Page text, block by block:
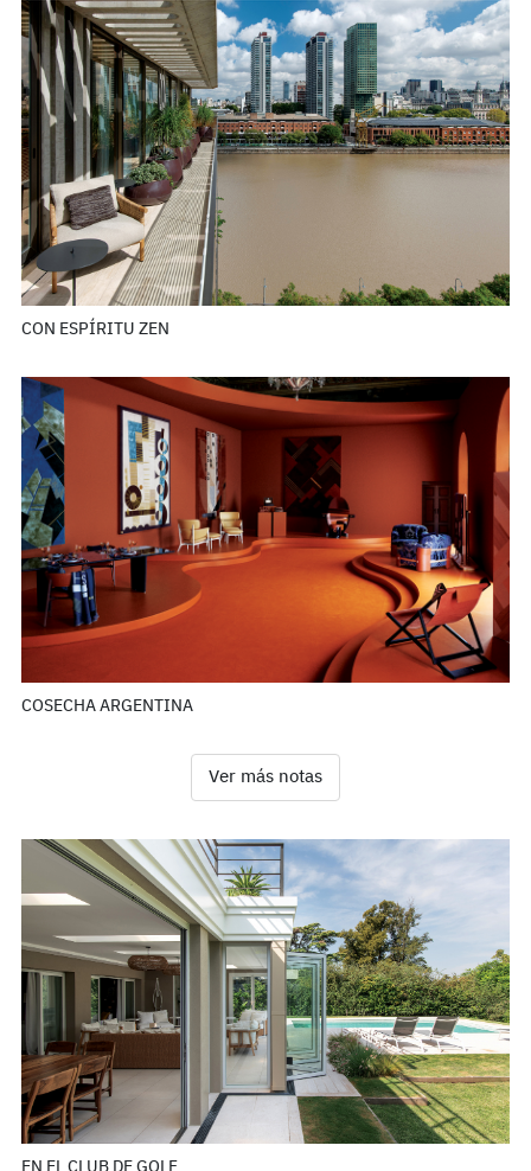
CON ESPÍRITU ZEN
COSECHA ARGENTINA
Ver más notas